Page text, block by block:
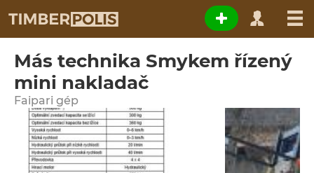
Más technika Smykem řízený
mini nakladač
Faipari gép